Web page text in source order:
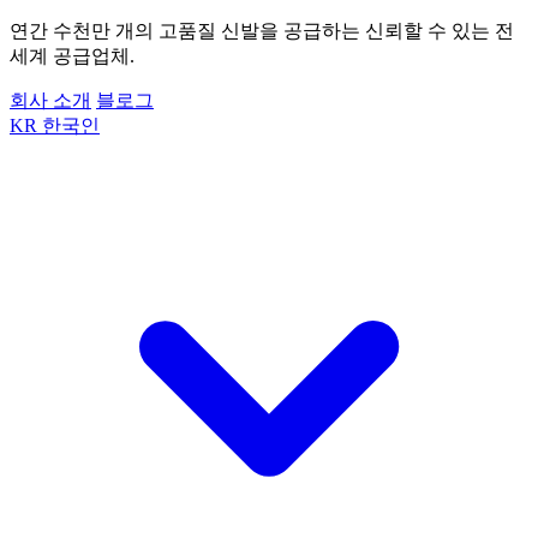
연간 수천만 개의 고품질 신발을 공급하는 신뢰할 수 있는 전
세계 공급업체.
회사 소개 블로그
KR 한국인